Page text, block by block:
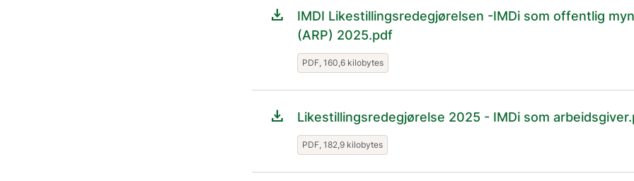
download
IMDI Likestillingsredegjørelsen -IMDi som offentlig
(ARP) 2025.pdf
PDF, 160,6 kilobytes
download Likestillingsredegjørelse 2025 - IMDi som
PDF, 182,9 kilobytes